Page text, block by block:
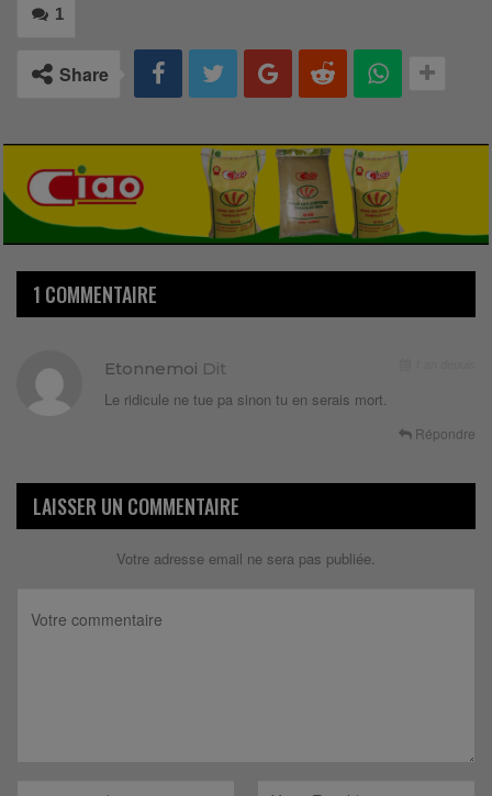
1
Share
1 COMMENTAIRE
Etonnemoi Dit
Le ridicule ne tue pa sinon tu en serais mort.
Répondre
LAISSER UN COMMENTAIRE
Votre adresse email ne sera pas publiée.